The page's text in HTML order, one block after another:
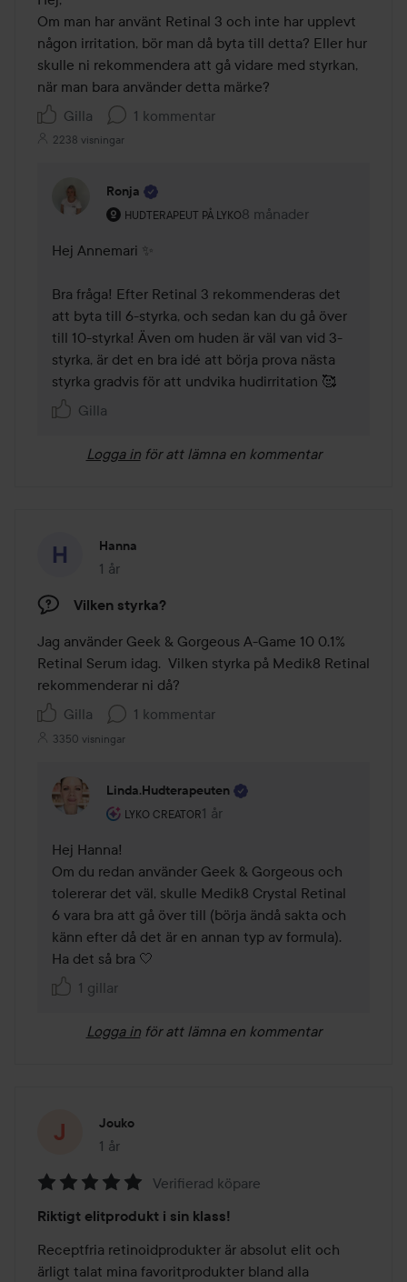
Om man har använt Retinal 3 och inte har upplevt
någon irritation, bör man då byta till detta? Eller hur
skulle ni rekommendera att gå vidare med styrkan,
när man bara använder detta märke?
Gilla
1 kommentar
2238 visningar
Ronja
HUDTERAPEUT PÅ LYKO
Användarens roll: Hudterapeut på Lyko.
8 månader
Kommentaren lades 8
Hej Annemari ✨
Bra fråga! Efter Retinal 3 rekommenderas det
att byta till 6-styrka, och sedan kan du gå över
till 10-styrka! Även om huden är väl van vid 3-
styrka, är det en bra idé att börja prova nästa
styrka gradvis för att undvika hudirritation 🥰
Gilla
Logga in för att lämna en kommentar
Hanna
1 år
Inlägget skapades 1 år
Vilken styrka?
Jag använder Geek & Gorgeous A-Game 10 0.1%
Retinal Serum idag.  Vilken styrka på Medik8 Retinal
rekommenderar ni då?
Gilla
1 kommentar
3350 visningar
Linda.hudterapeuten
LYKO CREATOR
Användarens roll: Lyko Creator.
1 år
Kommentaren lades 1 år
Hej Hanna!
Om du redan använder Geek & Gorgeous och
tolererar det väl, skulle Medik8 Crystal Retinal
6 vara bra att gå över till (börja ändå sakta och
känn efter då det är en annan typ av formula).
Ha det så bra 🤍
1 gillar
Logga in för att lämna en kommentar
Jouko
1 år
Inlägget skapades 1 år
5
av
5
Verifierad köpare
Riktigt elitprodukt i sin klass!
Receptfria retinoidprodukter är absolut elit och
ärligt talat mina favoritprodukter bland alla